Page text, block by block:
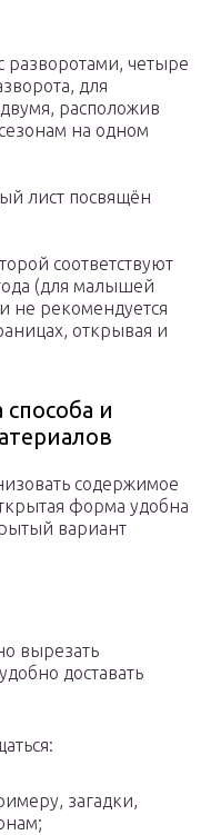
разворотами, четыре
для
расположив
на одном
лист посвящён
соответствуют
(для малышей
не рекомендуется
открывая и
и
содержимое
форма удобна
вариант
вырезать
доставать
загадки,